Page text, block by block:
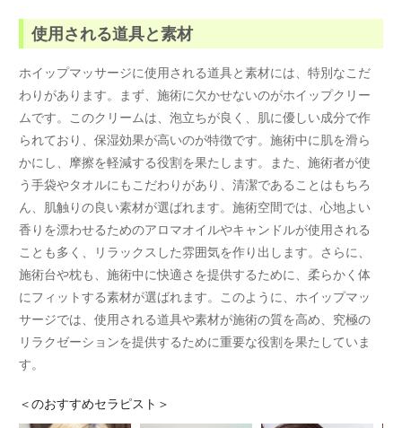
使用される道具と素材
ホイップマッサージに使用される道具と素材には、特別なこだ
わりがあります。まず、施術に欠かせないのがホイップクリー
ムです。このクリームは、泡立ちが良く、肌に優しい成分で作
られており、保湿効果が高いのが特徴です。施術中に肌を滑ら
かにし、摩擦を軽減する役割を果たします。また、施術者が使
う手袋やタオルにもこだわりがあり、清潔であることはもちろ
ん、肌触りの良い素材が選ばれます。施術空間では、心地よい
香りを漂わせるためのアロマオイルやキャンドルが使用される
ことも多く、リラックスした雰囲気を作り出します。さらに、
施術台や枕も、施術中に快適さを提供するために、柔らかく体
にフィットする素材が選ばれます。このように、ホイップマッ
サージでは、使用される道具や素材が施術の質を高め、究極の
リラクゼーションを提供するために重要な役割を果たしていま
す。
＜のおすすめセラピスト＞